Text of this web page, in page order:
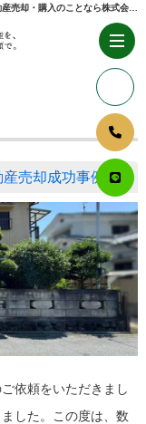
売却成功事例
依頼をいただきまし
した。この度は、数